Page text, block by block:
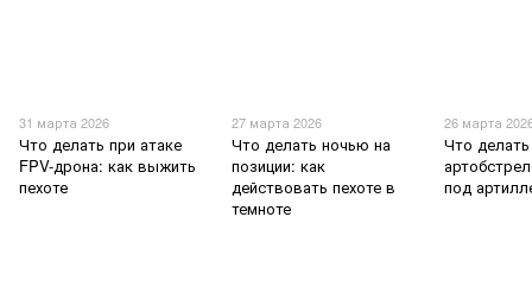
31 марта 2026
Что делать при атаке
FPV-дрона: как выжить
пехоте
27 марта 2026
Что делать ночью на
позиции: как
действовать пехоте в
темноте
26 марта
Что
под